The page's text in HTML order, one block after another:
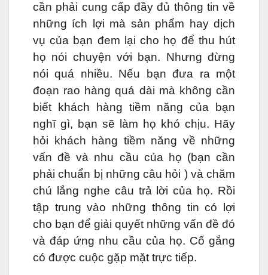
cần phải cung cấp đầy đủ thông tin về
những ích lợi mà sản phẩm hay dịch
vụ của bạn đem lại cho họ để thu hút
họ nói chuyện với bạn. Nhưng đừng
nói quá nhiều. Nếu bạn đưa ra một
đoạn rao hàng quá dài mà không cần
biết khách hàng tiềm năng của bạn
nghĩ gì, bạn sẽ làm họ khó chịu. Hãy
hỏi khách hàng tiềm năng về những
vấn đề và nhu cầu của họ (bạn cần
phải chuẩn bị những câu hỏi ) và chăm
chú lắng nghe câu trả lời của họ. Rồi
tập trung vào những thông tin có lợi
cho bạn để giải quyết những vấn đề đó
và đáp ứng nhu cầu của họ. Cố gắng
có được cuộc gặp mặt trực tiếp.